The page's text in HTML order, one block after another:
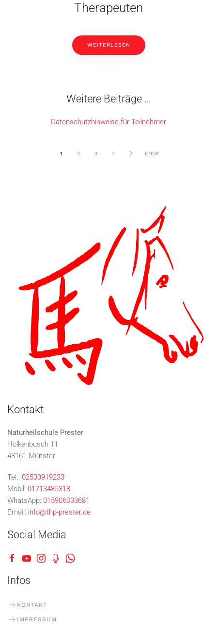
Therapeuten
WEITERLESEN
Weitere Beiträge …
Datenschutzhinweise für Teilnehmer
1 2 3 4 ENDE
Kontakt
Naturheilschule Prester
Hölkenbusch 11
48161 Münster
Tel.: 02533919233
Mobil: 01713485318
WhatsApp: 015906033681
Email: info@thp-prester.de
Social Media
Infos
KONTAKT
IMPRESSUM